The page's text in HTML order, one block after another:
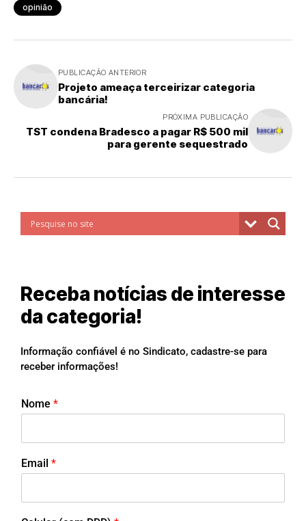
opinião
PUBLICAÇÃO ANTERIOR
Projeto ameaça terceirizar categoria
bancária!
PRÓXIMA PUBLICAÇÃO
TST condena Bradesco a pagar R$ 500 mil
para gerente sequestrado
Receba notícias de interesse
da categoria!
Informação confiável é no Sindicato, cadastre-se para
receber informações!
Nome *
Email *